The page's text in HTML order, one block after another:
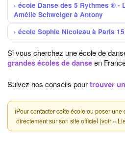
école Danse des 5 Rythmes ® -
Amélie Schweiger à Antony
école Sophie Nicoleau à Paris 15
Si vous cherchez une école de
grandes écoles de danseen
Suivez nos conseils pourtrouver
ℹPour contacter cette école ou poser
directement sur son site officiel (voir «